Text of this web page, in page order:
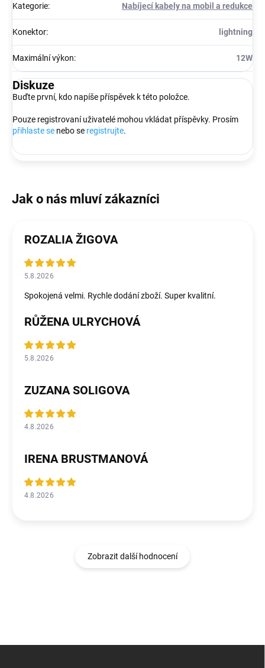
Kategorie: Nabíjecí kabely na mobil a redukce
Konektor: lightning
Maximální výkon: 12W
Diskuze
Buďte první, kdo napíše příspěvek k této položce.
Pouze registrovaní uživatelé mohou vkládat příspěvky. Prosím
přihlaste se nebo se registrujte.
ROZALIA ŽIGOVA
5.8.2026
Spokojená velmi. Rychle dodání zboží. Super kvalitní.
RŮŽENA ULRYCHOVÁ
5.8.2026
ZUZANA SOLIGOVA
4.8.2026
IRENA BRUSTMANOVÁ
4.8.2026
Zobrazit další hodnocení